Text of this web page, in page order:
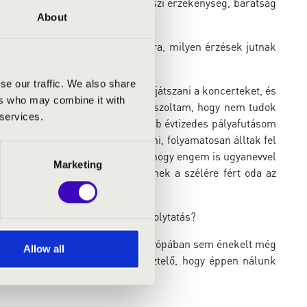
About
our traffic. We also share
who may combine it with
Marketing
Allow all
erre a sorozatra, milyen érzések jutnak
és koncentrációval tudtam játszani a koncerteket, és
emelném ki, akkor azt válaszoltam, hogy nem tudok
értékeltem, lévén a több évtizedes pályafutásom
a szentélybe, meghajolni, folyamatosan álltak fel
az viszont meglepett, hogy engem is ugyanevvel
sokszor csak Cura fényképének a szélére fért oda az
közös fellépésetek is. Lesz folytatás?
Magyarországon, hanem Európában sem énekelt még
aztán különösen is megtisztelő, hogy éppen nálunk